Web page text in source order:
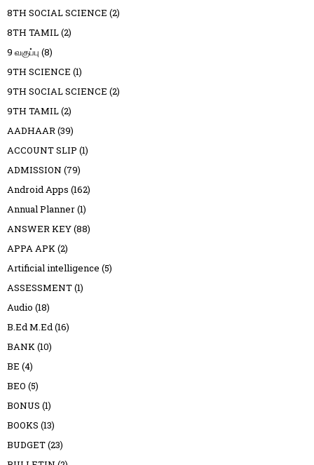
8TH SOCIAL SCIENCE (2)
8TH TAMIL(2)
9 வகுப்பு (8)
9TH SCIENCE (1)
9TH SOCIAL SCIENCE (2)
9TH TAMIL(2)
AADHAAR(39)
ACCOUNT SLIP (1)
ADMISSION (79)
Android Apps (162)
Annual Planner(1)
ANSWER KEY(88)
APPA APK(2)
Artificial intelligence (5)
ASSESSMENT(1)
Audio (18)
B.Ed M.Ed(16)
BANK(10)
BE (4)
BEO (5)
BONUS (1)
BOOKS (13)
BUDGET(23)